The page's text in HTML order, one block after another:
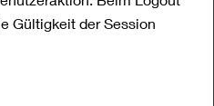
Gültigkeit der Session
Unsere
bis Freitag von 8.30
Sie auch unseren